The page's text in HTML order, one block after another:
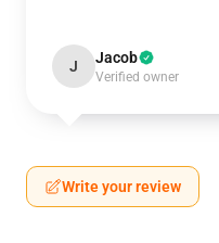
J Jacob
Verified owner
Write your review